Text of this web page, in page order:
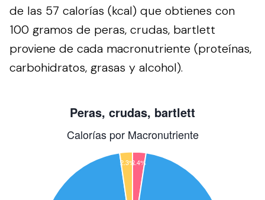
de las 57 calorías (kcal) que obtienes con
100 gramos de peras, crudas, bartlett
proviene de cada macronutriente (proteínas,
carbohidratos, grasas y alcohol).